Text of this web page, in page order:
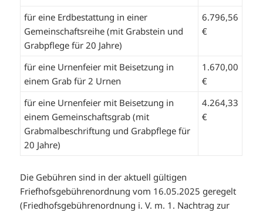
für eine Erdbestattung in einer
Gemeinschaftsreihe (mit Grabstein und
Grabpflege für 20 Jahre)
6.796,56
€
für eine Urnenfeier mit Beisetzung in
einem Grab für 2 Urnen
1.670,00
€
für eine Urnenfeier mit Beisetzung in
einem Gemeinschaftsgrab (mit
Grabmalbeschriftung und Grabpflege für
20 Jahre)
4.264,33
€
Die Gebühren sind in der aktuell gültigen
Friefhofsgebührenordnung vom 16.05.2025 geregelt
(Friedhofsgebührenordnung i. V. m. 1. Nachtrag zur